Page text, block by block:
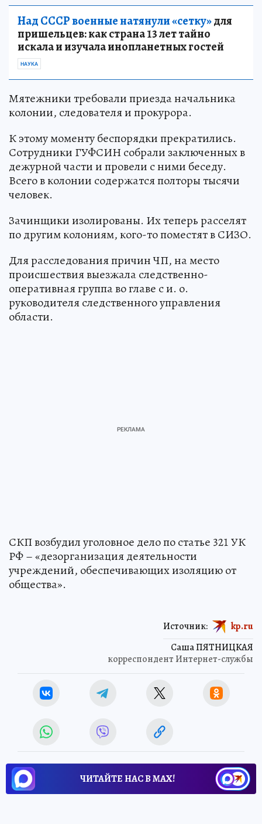
Над СССР военные натянули «сетку»для
пришельцев: как страна 13 лет тайно
искала и изучала инопланетных гостей
НАУКА
Мятежники требовали приезда начальника
колонии, следователя и прокурора.
К этому моменту беспорядки прекратились.
Сотрудники ГУФСИН собрали заключенных в
дежурной части и провели с ними беседу.
Всего в колонии содержатся полторы тысячи
человек.
Зачинщики изолированы. Их теперь расселят
по другим колониям, кого-то поместят в СИЗО.
Для расследования причин ЧП, на место
происшествия выезжала следственно-
оперативная группа во главе с и. о.
руководителя следственного управления
области.
СКП возбудил уголовное дело по статье 321 УК
РФ – «дезорганизация деятельности
учреждений, обеспечивающих изоляцию от
общества».
Саша ПЯТНИЦКАЯ
корреспондент Интернет-службы
Источник: kp.ru
ЧИТАЙТЕ НАС В МАХ!